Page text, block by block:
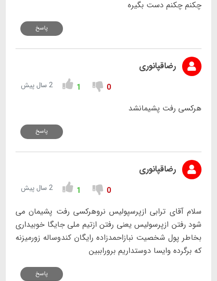
چکنم چکنم دست بگیره
پاسخ
رضاقپانوری
0
1 2 سال پیش
هرکسی رفت پشیمانشد
پاسخ
رضاقپانوری
0
1 2 سال پیش
سلام آقای ترابی ازپرسپولیس نروهرکسی رفت پشیمان می
شود رفتن ازپرسولیس یعنی رفتن ازتیم ملی جایگا خوبیداری
بخاطر پول شخصیت نبازاحمدزاده رایگان کندوساله زورمیزنه
که برگرده وایسا دوستداریم بروراببین
پاسخ